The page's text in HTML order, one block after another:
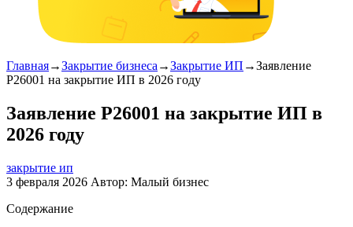
Главная→Закрытие бизнеса →Закрытие ИП →Заявление
Р26001 на закрытие ИП в 2026 году
Заявление Р26001 на закрытие ИП в
2026 году
закрытие ип
3 февраля 2026 Автор: Малый бизнес
Содержание